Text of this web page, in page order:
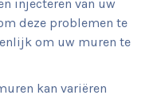
injecteren van uw
deze problemen te
om uw muren te
kan variëren